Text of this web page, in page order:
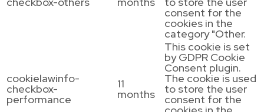
consent for the
cookies in the
category "Other.
cookielawinfo-
checkbox-
performance
11
months
This cookie is set
by GDPR Cookie
Consent plugin.
The cookie is used
to store the user
consent for the